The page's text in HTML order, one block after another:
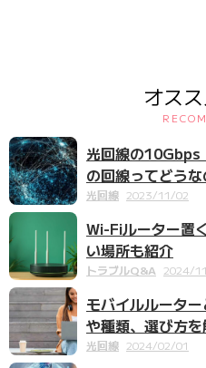
オス
光回線の10Gbps
の回線ってどう
光回線 2023/11/02
Wi-Fiルーター置
い場所も紹介
トラブルQ&A 2024/
モバイルルータ
や種類、選び方
光回線 2024/02/01